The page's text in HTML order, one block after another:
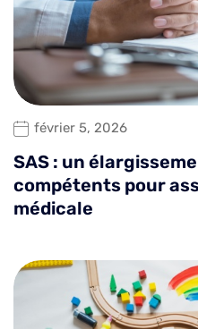
février 5, 2026
SAS : un
compétents pour
médicale